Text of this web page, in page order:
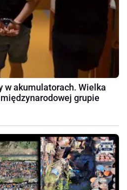
w akumulatorach. Wielka
grupie